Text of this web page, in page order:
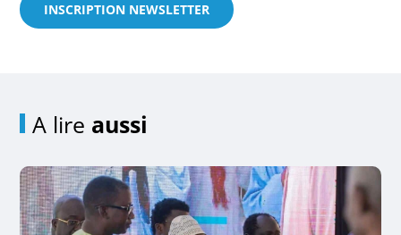
INSCRIPTION NEWSLETTER
A lire aussi